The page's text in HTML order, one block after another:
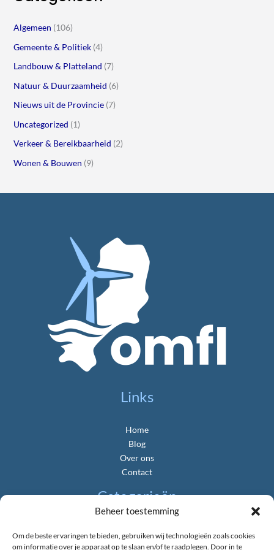
Beheer toestemming
Om de beste ervaringen te bieden, gebruiken wij technologieën zoals cookies
om informatie over je apparaat op te slaan en/of te raadplegen. Door in te
Algemeen (106)
Gemeente & Politiek(4)
Landbouw & Platteland (7)
Natuur & Duurzaamheid (6)
Nieuws uit de Provincie(7)
Uncategorized (1)
Verkeer & Bereikbaarheid (2)
Wonen & Bouwen (9)
Links
Home
Blog
Over ons
Contact
Categorieën
Gemeente & Politiek